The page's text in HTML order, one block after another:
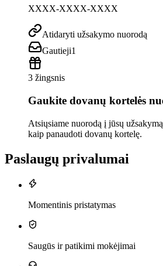
XXXX-XXXX-XXXX
Atidaryti užsakymo nuorodą
Gautieji1
3 žingsnis
Gaukite dovanų kortelės
Atsiųsiame nuorodą į jūsų
kaip panaudoti dovanų kortelę.
Paslaugų privalumai
Momentinis pristatymas
Saugūs ir patikimi mokėjimai